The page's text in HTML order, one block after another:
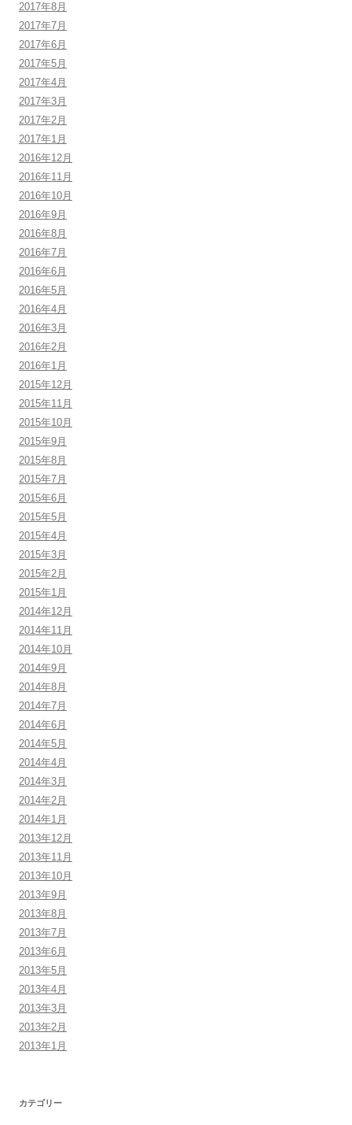
2017年8月
2017年7月
2017年6月
2017年5月
2017年4月
2017年3月
2017年2月
2017年1月
2016年12月
2016年11月
2016年10月
2016年9月
2016年8月
2016年7月
2016年6月
2016年5月
2016年4月
2016年3月
2016年2月
2016年1月
2015年12月
2015年11月
2015年10月
2015年9月
2015年8月
2015年7月
2015年6月
2015年5月
2015年4月
2015年3月
2015年2月
2015年1月
2014年12月
2014年11月
2014年10月
2014年9月
2014年8月
2014年7月
2014年6月
2014年5月
2014年4月
2014年3月
2014年2月
2014年1月
2013年12月
2013年11月
2013年10月
2013年9月
2013年8月
2013年7月
2013年6月
2013年5月
2013年4月
2013年3月
2013年2月
2013年1月
カテゴリー